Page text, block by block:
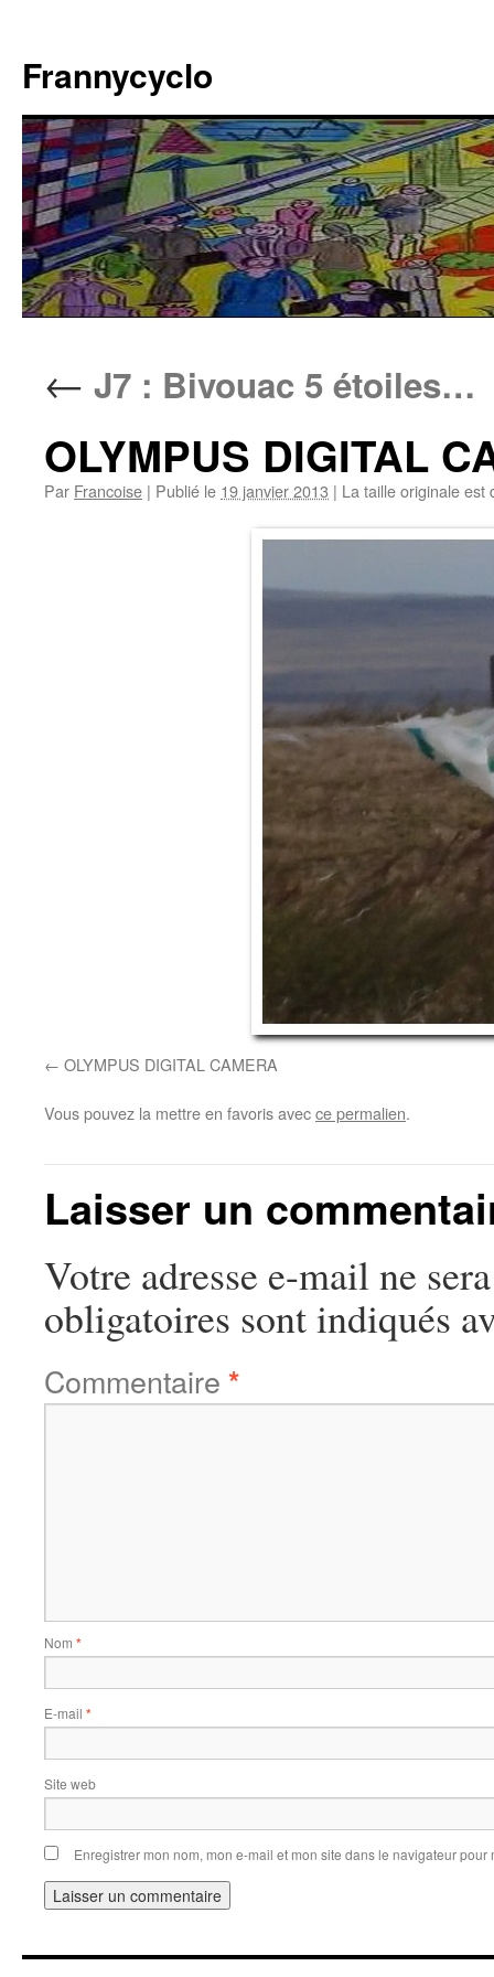
contenu
Frannycyclo
← J7 : Bivouac 5 étoiles…
OLYMPUS DIGITAL
Par Francoise | Publié le 19 janvier 2013 | La taille originale est
OLYMPUS DIGITAL CAMERA
Vous pouvez la mettre en favoris avecce permalien.
Laisser un
Votre adresse e-mail ne
obligatoires sont indiqués
Commentaire *
Nom *
E-mail *
Site web
Enregistrer mon nom, mon e-mail et mon site dans le navigateur